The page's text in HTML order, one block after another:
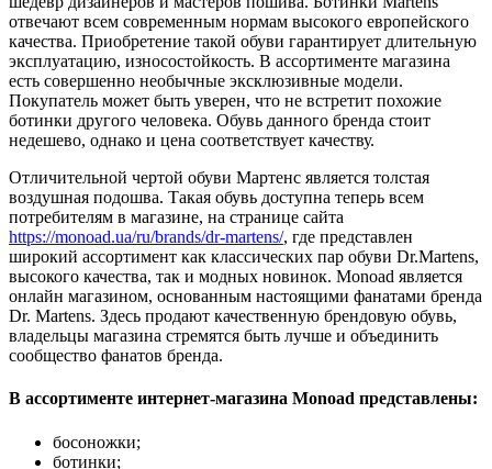
отвечают всем современным нормам высокого европейского
качества. Приобретение такой обуви гарантирует длительную
эксплуатацию, износостойкость. В ассортименте магазина
есть совершенно необычные эксклюзивные модели.
Покупатель может быть уверен, что не встретит похожие
ботинки другого человека. Обувь данного бренда стоит
недешево, однако и цена соответствует качеству.
Отличительной чертой обуви Мартенс является толстая
воздушная подошва. Такая обувь доступна теперь всем
потребителям в магазине, на странице сайта
https://monoad.ua/ru/brands/dr-martens/, где представлен
широкий ассортимент как классических пар обуви Dr.Martens,
высокого качества, так и модных новинок. Мonoad является
онлайн магазином, основанным настоящими фанатами бренда
Dr. Martens. Здесь продают качественную брендовую обувь,
владельцы магазина стремятся быть лучше и объединить
сообщество фанатов бренда.
В ассортименте интернет-магазина Monoad представлены:
босоножки;
ботинки;